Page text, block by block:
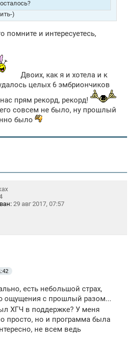
)
помните и интересуетесь,
Двоих, как я и хотела и к
целых 6 эмбриончиков
прям рекорд, рекорд!
совсем не было, ну прошлый
было
29 авг 2017, 07:57
есть небольшой страх,
ощущения с прошлый разом...
ХГЧ в поддержке? У меня
просто, но и программа была
не всем ведь